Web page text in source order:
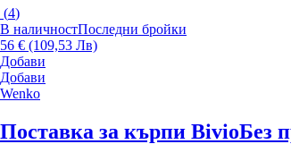
(4)
В наличностПоследни бройки
56 € (109,53 Лв)
Добави
Добави
Wenko
Поставка за кърпи BivioБез